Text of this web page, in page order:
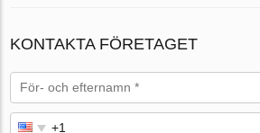
KONTAKTA FÖRETAGET